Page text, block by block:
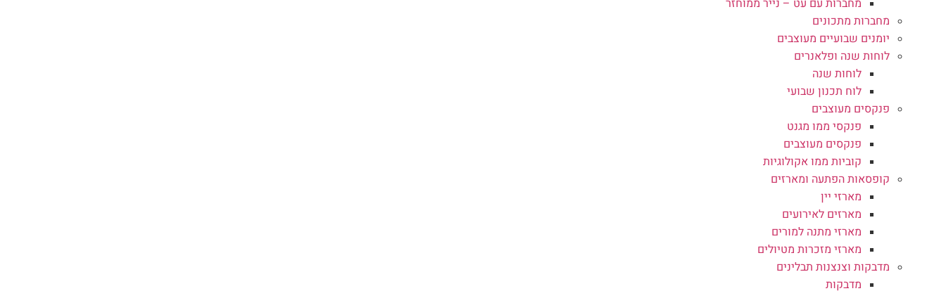
מחברות מתכונים
יומנים שבועיים מעוצבים
לוחות שנה ופלאנרים
לוחות שנה
לוח תכנון שבועי
פנקסים מעוצבים
פנקסי ממו מגנט
פנקסים מעוצבים
קוביות ממו אקולוגיות
קופסאות הפתעה ומארזים
מארזי יין
מארזים לאירועים
מארזי מתנה למורים
מארזי מזכרות מטיולים
מדבקות וצנצנות תבלינים
מדבקות